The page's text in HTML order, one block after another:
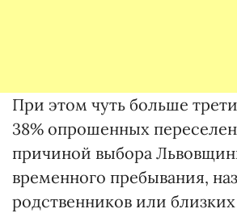
При этом чуть больше
38% опрошенных
причиной выбора
временного пребывания,
родственников или